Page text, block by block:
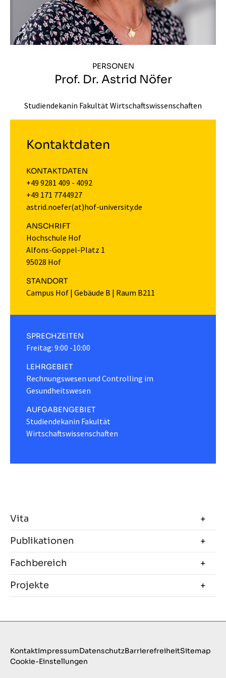
PERSONEN
Prof. Dr. Astrid Nöfer
Studiendekanin Fakultät Wirtschaftswissenschaften
Kontaktdaten
KONTAKTDATEN
+49 9281 409 - 4092
+49 171 7744927
astrid.noefer(at)hof-university.de
ANSCHRIFT
Hochschule Hof
Alfons-Goppel-Platz 1
95028 Hof
STANDORT
Campus Hof | Gebäude B | Raum B211
SPRECHZEITEN
Freitag: 9:00 -10:00
LEHRGEBIET
Rechnungswesen und Controlling im
Gesundheitswesen
AUFGABENGEBIET
Studiendekanin Fakultät
Wirtschaftswissenschaften
Vita
Publikationen
Fachbereich
Projekte
KontaktImpressumDatenschutzBarrierefreiheitSitemap
Cookie-Einstellungen